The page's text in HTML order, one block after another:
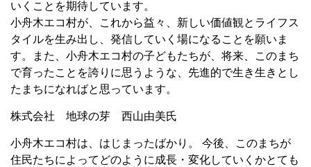
いくことを期待しています。
小舟木エコ村が、これから益々、新しい価値観とライフス
タイルを生み出し、発信していく場になることを願いま
す。また、小舟木エコ村の子どもたちが、将来、このまち
で育ったことを誇りに思うような、先進的で生き生きとし
たまちになればと思っています。
株式会社 地球の芽 西山由美氏
小舟木エコ村は、はじまったばかり。 今後、このまちが
住民たちによってどのように成長・変化していくかとても